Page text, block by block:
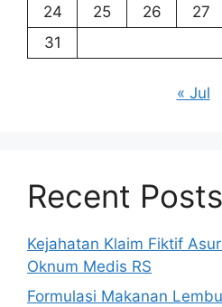
24
25 26 27
31
« Jul
Recent Posts
Kejahatan Klaim Fiktif
Oknum Medis RS
Formulasi Makanan